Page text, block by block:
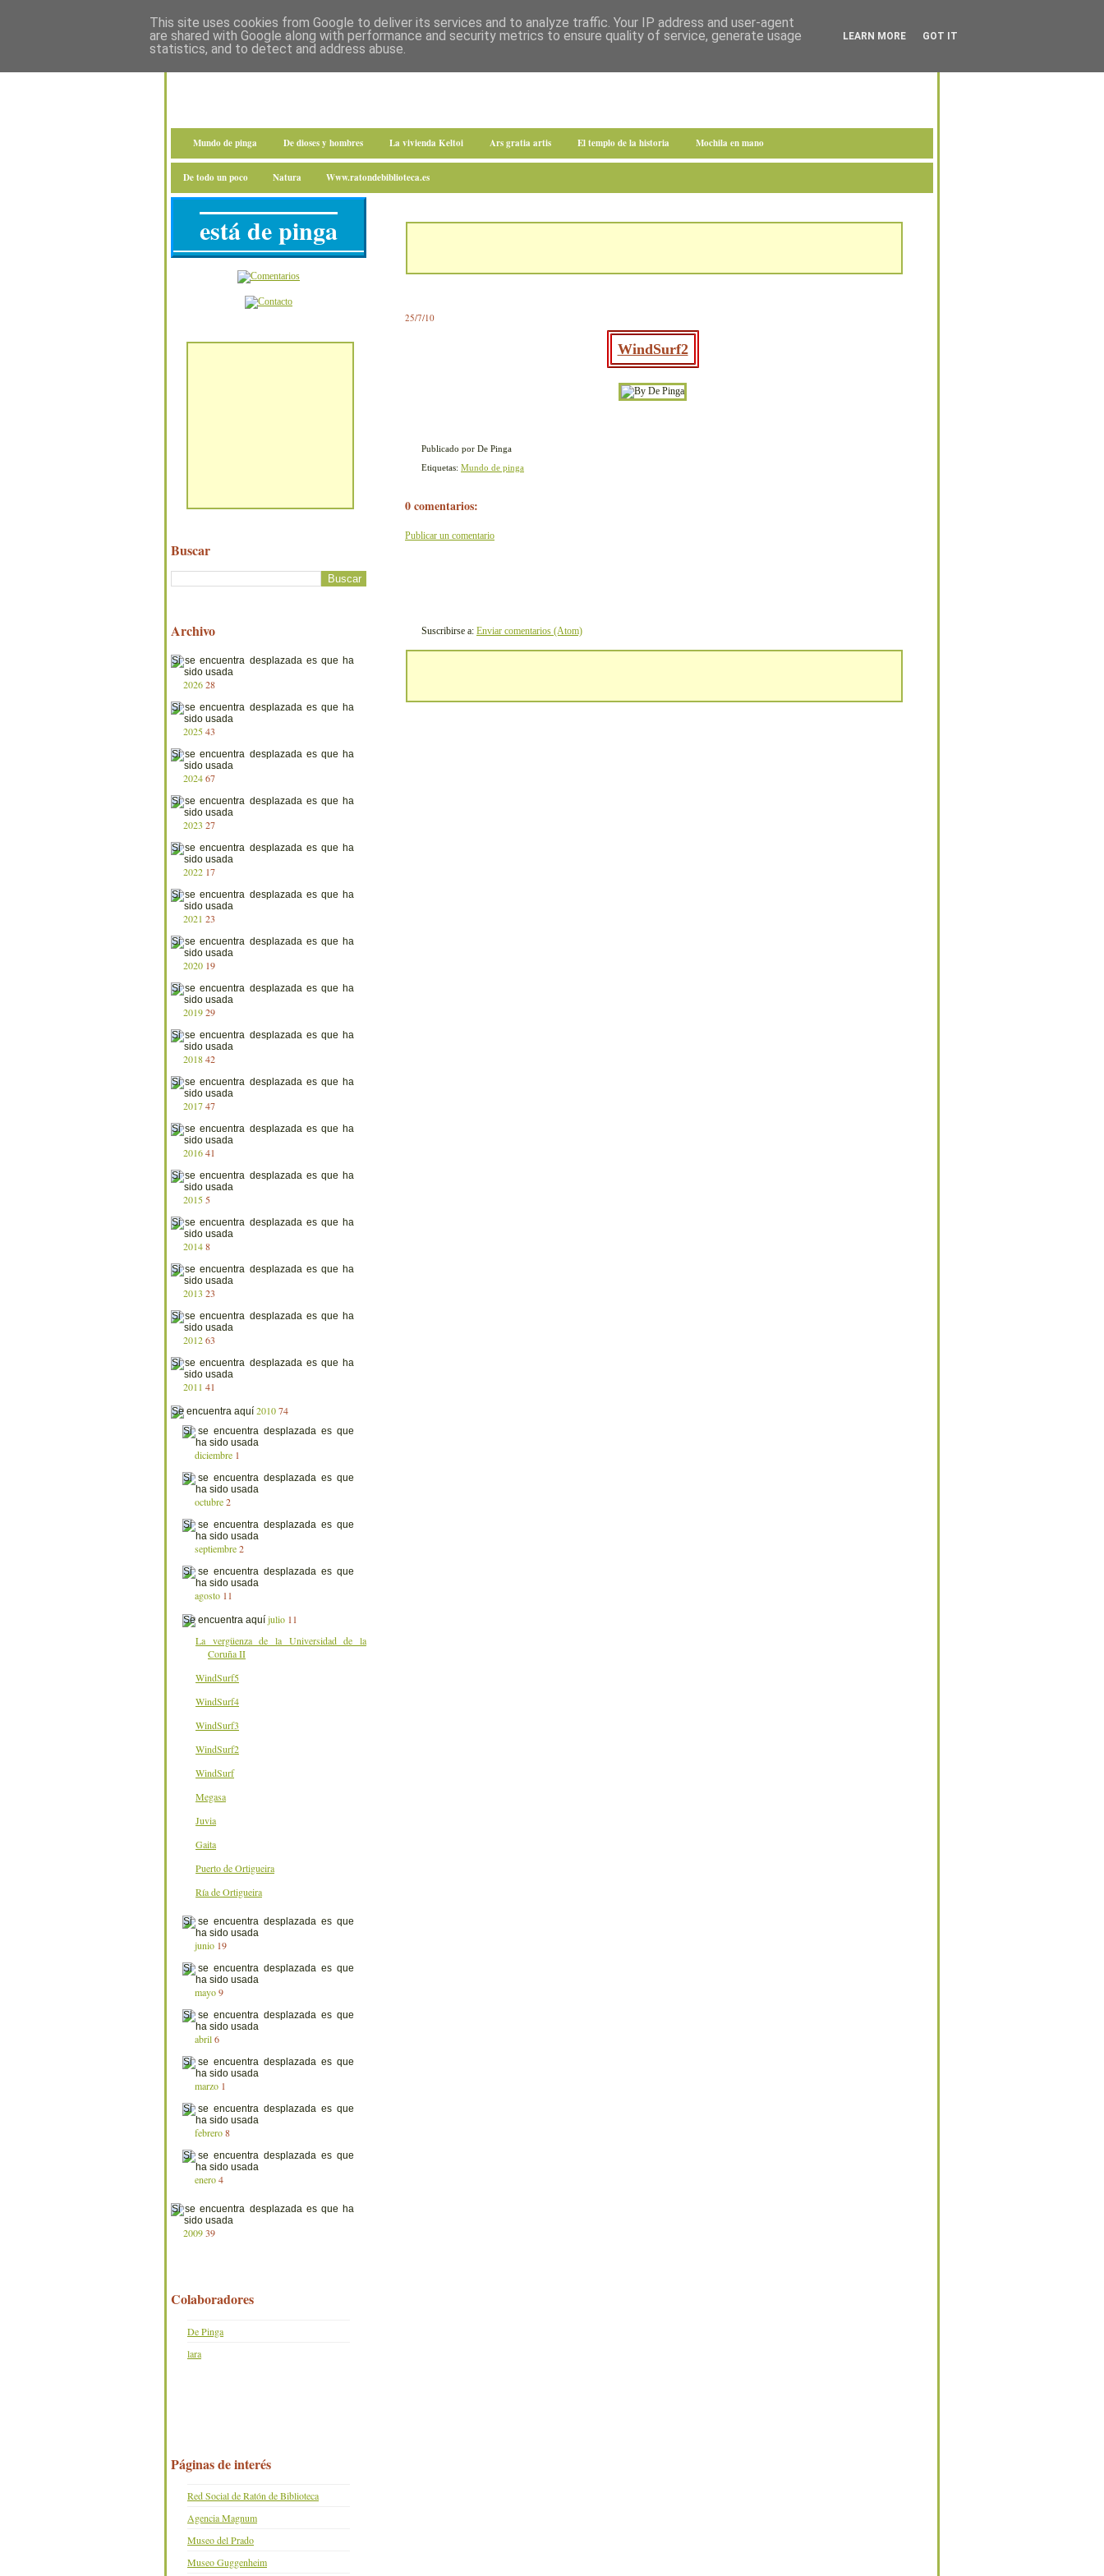
Mundo de pinga De dioses y hombres La vivienda Keltoi Ars gratia artis El templo de la historia Mochila en mano
De todo un poco Natura Www.ratondebiblioteca.es
25/7/10
WindSurf2
Publicado por De Pinga
Etiquetas: Mundo de pinga
0 comentarios:
Publicar un comentario
Suscribirse a: Enviar comentarios (Atom)
está de pinga
Buscar
Archivo
202628
202543
202467
2023 27
2022 17
2021 23
2020 19
201929
201842
201747
201641
2015 5
20148
2013 23
201263
2011 41
201074
diciembre 1
octubre 2
septiembre 2
agosto 11
julio 11
La vergüenza de la Universidad de la
Coruña II
WindSurf5
WindSurf4
WindSurf3
WindSurf2
WindSurf
Megasa
Juvia
Gaita
Puerto de Ortigueira
Ría de Ortigueira
junio 19
mayo 9
abril 6
marzo 1
febrero 8
enero 4
200939
Colaboradores
De Pinga
lara
Páginas de interés
Red Social de Ratón de Biblioteca
Agencia Magnum
Museo del Prado
Museo Guggenheim
This site uses cookies from Google to deliver its services and to analyze traffic. Your IP address and user-agent
are shared with Google along with performance and security metrics to ensure quality of service, generate usage
statistics, and to detect and address abuse.
LEARN MORE GOT IT